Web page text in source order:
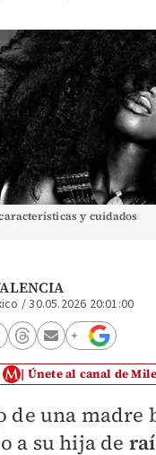
y cuidados
/30.05.2026 20:01:00
Únete al canal de
de una madre
a su hija de